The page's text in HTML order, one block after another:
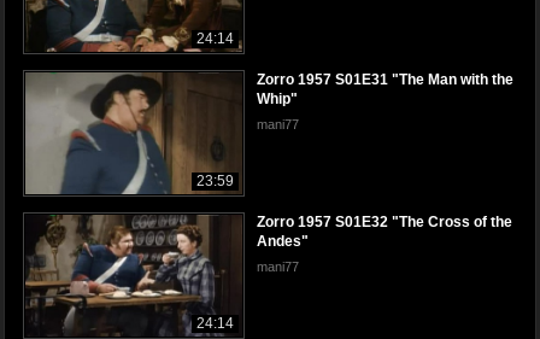
24:14
23:59
Zorro 1957 S01E31 "The Man with the
Whip"
mani77
24:14
Zorro 1957 S01E32 "The Cross of the
Andes"
mani77